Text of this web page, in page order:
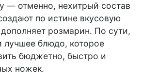
— отменно, нехитрый состав
по истине вкусовую
розмарин. По сути,
лучшее блюдо, которое
бюджетно, быстро и
ножек.